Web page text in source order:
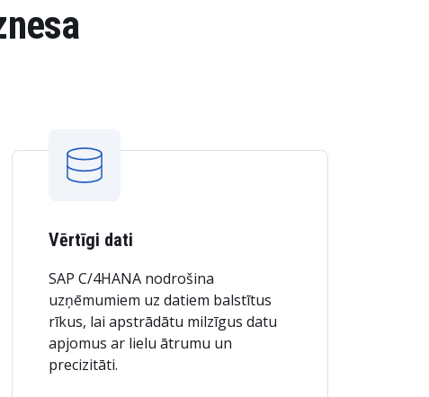
Vērtīgi dati
SAP C/4HANA nodrošina
uzņēmumiem uz datiem balstītus
rīkus, lai apstrādātu milzīgus datu
apjomus ar lielu ātrumu un
precizitāti.